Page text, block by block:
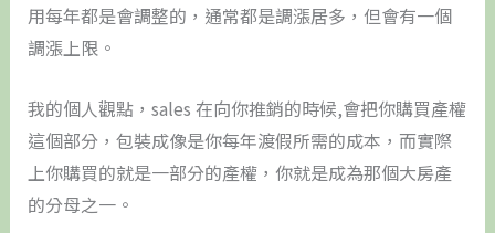
用每年都是會調整的，通常都是調漲居多，但會有一個
調漲上限。
我的個人觀點，sales 在向你推銷的時候,會把你購買產權
這個部分，包裝成像是你每年渡假所需的成本，而實際
上你購買的就是一部分的產權，你就是成為那個大房產
的分母之一。